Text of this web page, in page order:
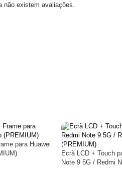
não existem avaliações.
para Huawei
Ecrã LCD + Touch
Note 9 5G / Redmi